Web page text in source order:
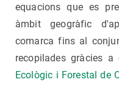
equacions que es
àmbit geogràfic
comarca fins al
recopilades gràcies
Ecològic i Forestal de